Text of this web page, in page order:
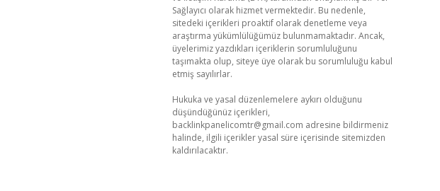
Sağlayıcı olarak hizmet vermektedir. Bu nedenle,
sitedeki içerikleri proaktif olarak denetleme veya
araştırma yükümlülüğümüz bulunmamaktadır. Ancak,
üyelerimiz yazdıkları içeriklerin sorumluluğunu
taşımakta olup, siteye üye olarak bu sorumluluğu kabul
etmiş sayılırlar.
Hukuka ve yasal düzenlemelere aykırı olduğunu
düşündüğünüz içerikleri,
backlinkpanelicomtr@gmail.com adresine bildirmeniz
halinde, ilgili içerikler yasal süre içerisinde sitemizden
kaldırılacaktır.